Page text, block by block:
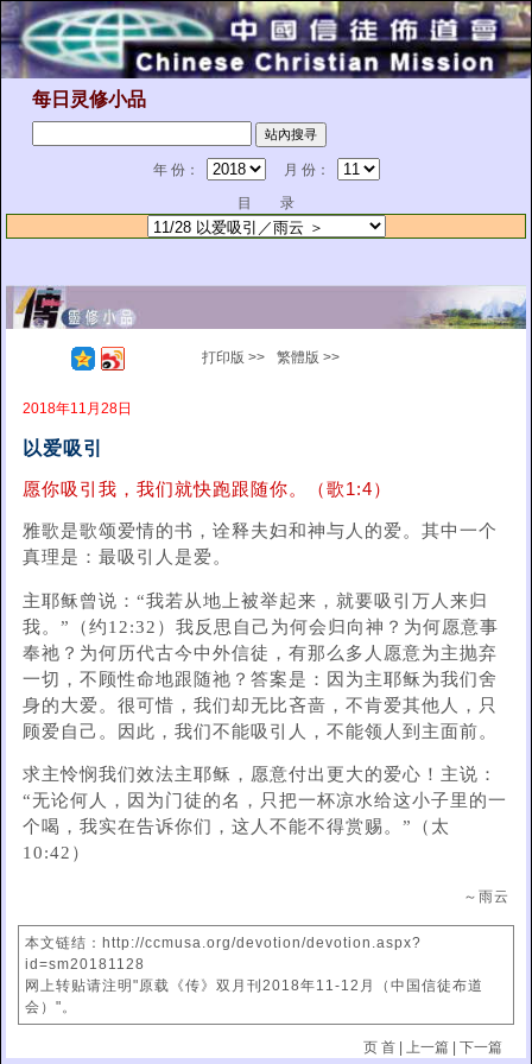
每日灵修小品
年 份：
月 份：
目 录
打印版 >> 繁體版 >>
2018年11月28日
以爱吸引
愿你吸引我，我们就快跑跟随你。（歌1:4）
雅歌是歌颂爱情的书，诠释夫妇和神与人的爱。其中一个
真理是：最吸引人是爱。
主耶稣曾说：“我若从地上被举起来，就要吸引万人来归
我。”（约12:32）我反思自己为何会归向神？为何愿意事
奉祂？为何历代古今中外信徒，有那么多人愿意为主抛弃
一切，不顾性命地跟随祂？答案是：因为主耶稣为我们舍
身的大爱。很可惜，我们却无比吝啬，不肯爱其他人，只
顾爱自己。因此，我们不能吸引人，不能领人到主面前。
求主怜悯我们效法主耶稣，愿意付出更大的爱心！主说：
“无论何人，因为门徒的名，只把一杯凉水给这小子里的一
个喝，我实在告诉你们，这人不能不得赏赐。”（太
10:42）
～雨云
本文链结：http://ccmusa.org/devotion/devotion.aspx?
id=sm20181128
网上转贴请注明"原载《传》双月刊2018年11-12月（中国信徒布道
会）"。
页 首| 上一篇| 下一篇